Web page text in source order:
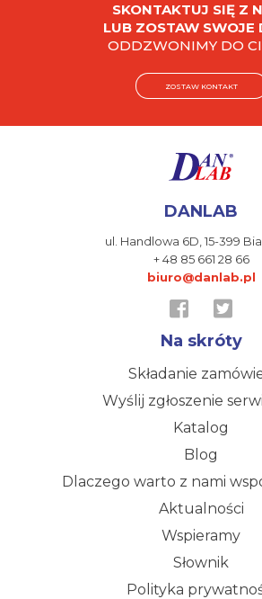
SKONTAKTUJ SIĘ Z
LUB ZOSTAW SWOJE
ODDZWONIMY DO
ZOSTAW KONTAKT
DANLAB
ul. Handlowa 6D,15-399
+ 48 85 661 28 66
biuro@danlab.pl
Na skróty
Składanie
Wyślij zgłoszenie
Katalog
Blog
Dlaczego warto z nami
Aktualności
Wspieramy
Słownik
Polityka